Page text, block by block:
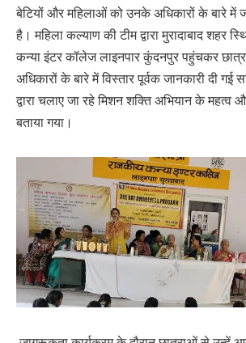
बेटियों और महिलाओं को उनके अधिकारों के बारे में
है। महिला कल्याण की टीम द्वारा मुरादाबाद शहर
कन्या इंटर कॉलेज लाइनपार कुंदनपुर पहुंचकर
अधिकारों के बारे में विस्तार पूर्वक जानकारी दी गई
द्वारा चलाए जा रहे मिशन शक्ति अभियान के महत्व
बताया गया।